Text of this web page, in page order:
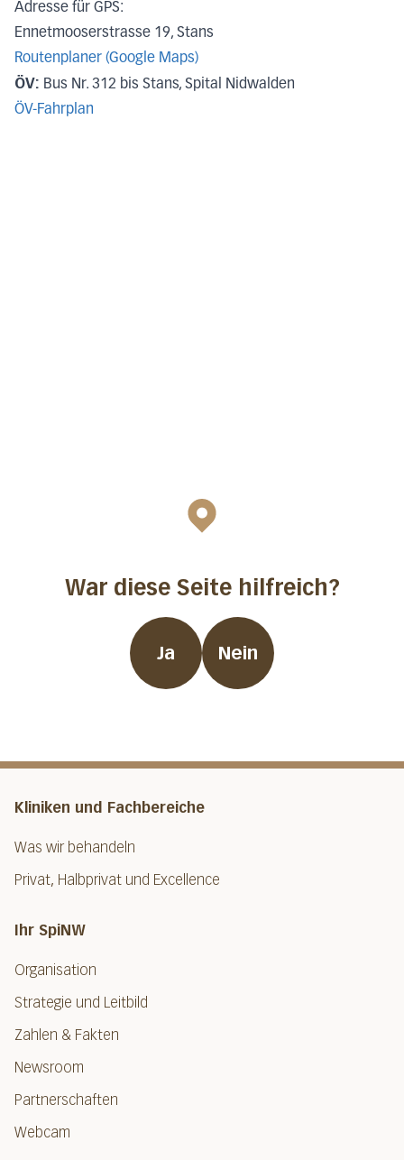
Adresse für GPS:
Ennetmooserstrasse 19, Stans
Routenplaner (Google Maps)
ÖV: Bus Nr. 312 bis Stans, Spital Nidwalden
ÖV-Fahrplan
War diese Seite hilfreich?
Ja Nein
Kliniken und Fachbereiche
Was wir behandeln
Privat, Halbprivat und Excellence
Ihr SpiNW
Organisation
Strategie und Leitbild
Zahlen & Fakten
Newsroom
Partnerschaften
Webcam